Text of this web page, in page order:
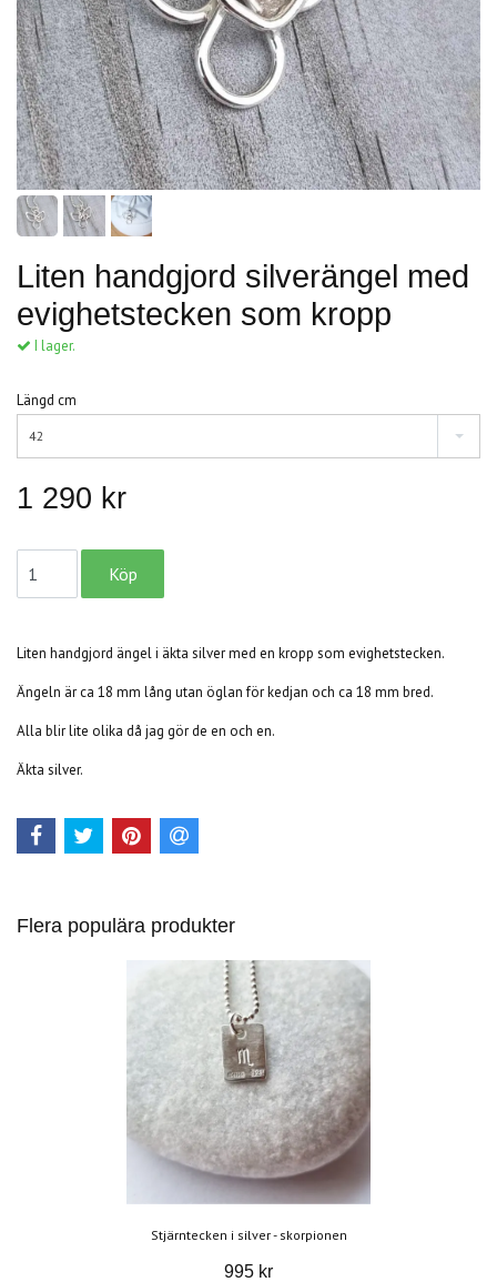
Liten handgjord silverängel med
evighetstecken som kropp
I lager.
Längd cm
42
1 290 kr
Liten handgjord ängel i äkta silver med en kropp som evighetstecken.
Ängeln är ca 18 mm lång utan öglan för kedjan och ca 18 mm bred.
Alla blir lite olika då jag gör de en och en.
Äkta silver.
Flera populära produkter
Stjärntecken i silver - skorpionen
995 kr